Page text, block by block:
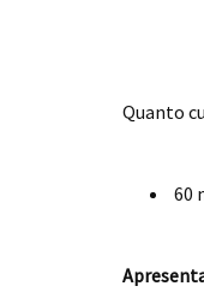
Quanto
60